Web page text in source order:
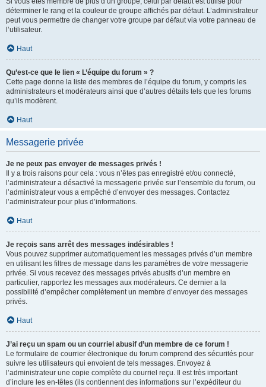
déterminer le rang et la couleur de groupe affichés par défaut. L’administrateur
peut vous permettre de changer votre groupe par défaut via votre panneau de
l’utilisateur.
Haut
Qu’est-ce que le lien « L’équipe du forum » ?
Cette page donne la liste des membres de l’équipe du forum, y compris les
administrateurs et modérateurs ainsi que d’autres détails tels que les forums
qu’ils modèrent.
Haut
Messagerie privée
Je ne peux pas envoyer de messages privés !
Il y a trois raisons pour cela : vous n’êtes pas enregistré et/ou connecté,
l’administrateur a désactivé la messagerie privée sur l’ensemble du forum, ou
l’administrateur vous a empêché d’envoyer des messages. Contactez
l’administrateur pour plus d’informations.
Haut
Je reçois sans arrêt des messages indésirables !
Vous pouvez supprimer automatiquement les messages privés d’un membre
en utilisant les filtres de message dans les paramètres de votre messagerie
privée. Si vous recevez des messages privés abusifs d’un membre en
particulier, rapportez les messages aux modérateurs. Ce dernier a la
possibilité d’empêcher complètement un membre d’envoyer des messages
privés.
Haut
J’ai reçu un spam ou un courriel abusif d’un membre de ce forum !
Le formulaire de courrier électronique du forum comprend des sécurités pour
suivre les utilisateurs qui envoient de tels messages. Envoyez à
l’administrateur une copie complète du courriel reçu. Il est très important
d’inclure les en-têtes (ils contiennent des informations sur l’expéditeur du